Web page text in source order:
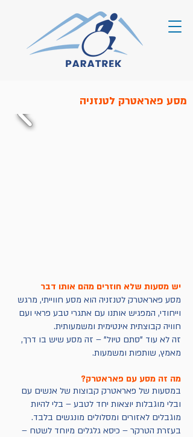
מסע פאראטרק לטנזניה
יש מסעות שלא חוזרים מהם אותו דבר
מסע פאראטרק לטנזניה הוא מסע חווייתי, מרגש
וייחודי, המפגיש אותנו עם אתגרי טבע פראי ועם
חוויה קבוצתית אינטימית ומשמעותית.
זה לא עוד "סתם טיול" – זה מסע שיש בו דרך,
מאמץ, שותפות ומשמעות.
מה זה מסע עם פאראטרק?
במסעות של פאראטרק קבוצות של אנשים עם
ובלי מוגבלות יוצאות יחד לטבע – בלי להיות
מוגבלים לאזורים ומסלולים מונגשים בלבד.
בעזרת הטרקר – כיסא גלגלים מיוחד לשטח –